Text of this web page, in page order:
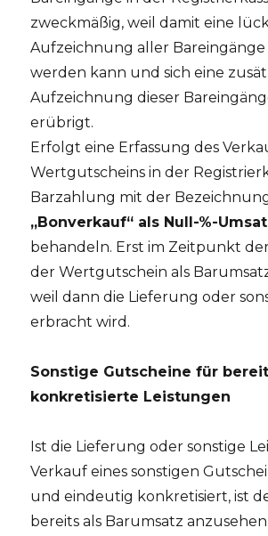
zweckmäßig, weil damit eine
Aufzeichnung aller
werden kann und sich eine
Aufzeichnung dieser
erübrigt.
Erfolgt eine Erfassung des
Wertgutscheins in der
Barzahlung mit der
„Bonverkauf“ als Null-%-
behandeln. Erst im Zeitpunkt
der Wertgutschein als
weil dann die Lieferung oder
erbracht wird.
Sonstige Gutscheine für
konkretisierte Leistungen
Ist die Lieferung oder sonstige
Verkauf eines sonstigen
und eindeutig konkretisiert, ist
bereits als Barumsatz